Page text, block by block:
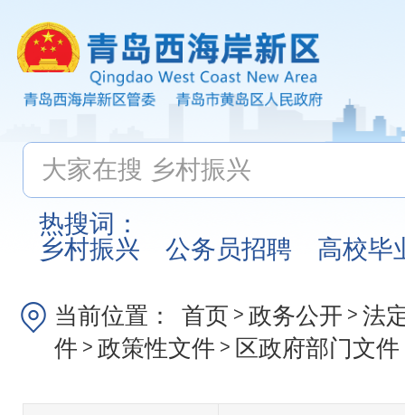
热搜词：
乡村振兴
公务员招聘 高校毕
当前位置： 首页 > 政务公开 > 法
件 > 政策性文件 > 区政府部门文件